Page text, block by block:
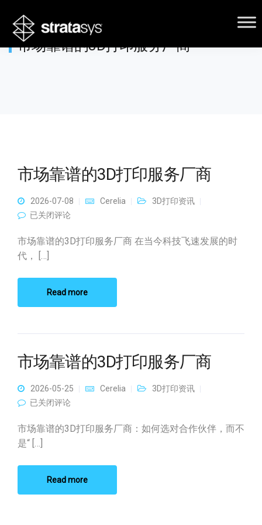
市场靠谱的3D打印服务厂商
市场靠谱的3D打印服务厂商
2026-07-08 Cerelia
3D打印资讯
市场靠谱的3D打印服务厂商
已关闭评论
市场靠谱的3D打印服务厂商 在当今科技飞速发展的时
代， […]
Read more
市场靠谱的3D打印服务厂商
2026-05-25 Cerelia
3D打印资讯
市场靠谱的3D打印服务厂商
已关闭评论
市场靠谱的3D打印服务厂商：如何选对合作伙伴，而不
是“ […]
Read more